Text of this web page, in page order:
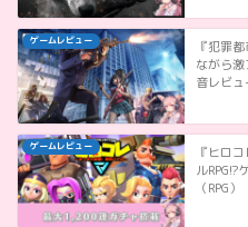
ゲームレビュー
『犯罪
ながら
音レビュ
ゲームレビュー
『ヒロ
ルRPG!?
（RPG）